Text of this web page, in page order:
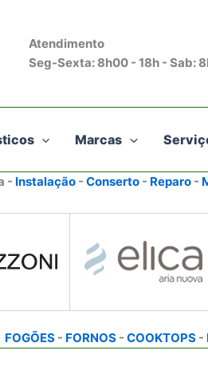
Atendimento
Seg-Sexta: 8h00 - 18h - Sab:
Marcas
- Instalação- Conserto- Reparo-
FOGÕES - FORNOS - COOKTOPS -